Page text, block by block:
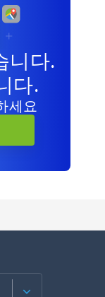
니다.
다.
세요